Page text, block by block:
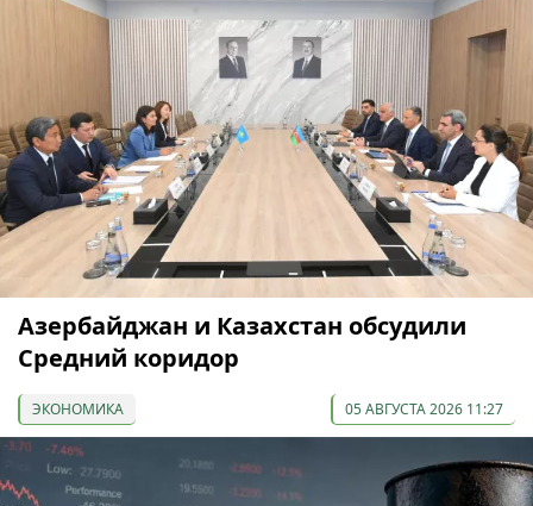
Азербайджан и Казахстан обсудили
Средний коридор
ЭКОНОМИКА 05 АВГУСТА 2026 11:27